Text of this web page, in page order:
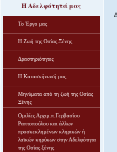
Η Αδελφότητά μας
Το Έργο μας
Η Ζωή της Οσίας Ξένης
Δραστηριότητες
Η Κατασκήνωσή μας
Μηνύματα από τη ζωή της Οσίας
Ξένης
Ομιλίες Αρχιμ.π.Γερβασίου
Ραπτοπούλου και άλλων
προσκεκλημένων κληρικών ή
λαϊκών κηρύκων στην Αδελφότητα
της Οσίας ξένης